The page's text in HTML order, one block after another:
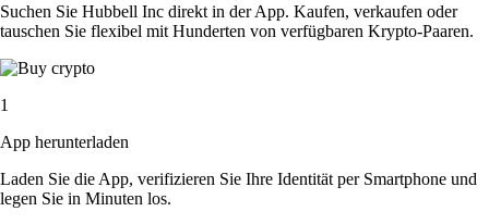
Suchen Sie Hubbell Inc direkt in der App. Kaufen, verkaufen oder
tauschen Sie flexibel mit Hunderten von verfügbaren Krypto-Paaren.
1
App herunterladen
Laden Sie die App, verifizieren Sie Ihre Identität per Smartphone und
legen Sie in Minuten los.